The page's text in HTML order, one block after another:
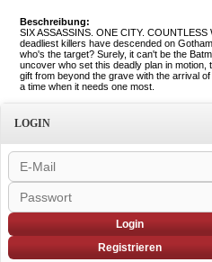
Beschreibung:
SIX ASSASSINS. ONE CITY.
deadliest killers have descended on
who's the target? Surely, it can't be the
uncover who set this deadly plan in motion,
gift from beyond the grave with the arrival
a time when it needs one most.
LOGIN
Login
Registrieren